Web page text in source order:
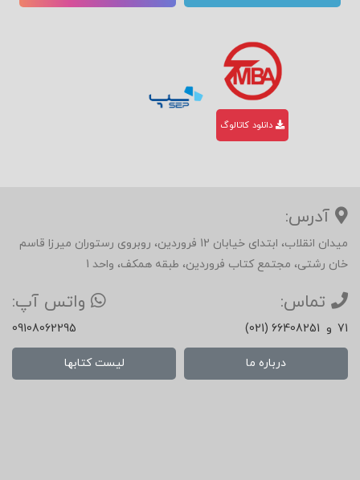
دانلود کاتالوگ
آدرس:
میدان انقلاب، ابتدای خیابان 12 فروردین، روبروی رستوران میرزا قاسم
خان رشتی، مجتمع کتاب فروردین، طبقه همکف، واحد 1
تماس:
(021) 66408251 و 71
واتس آپ:
09108062295
درباره ما لیست کتابها